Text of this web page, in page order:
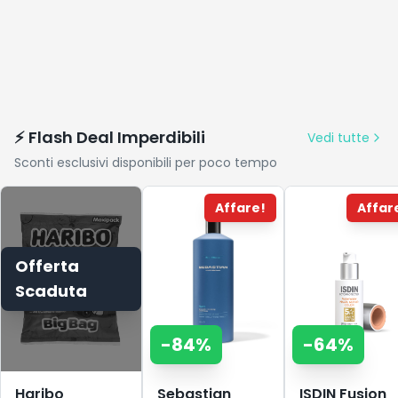
⚡ Flash Deal Imperdibili
Vedi tutte
Sconti esclusivi disponibili per poco tempo
Offerta
Scaduta
Haribo
Affare!
-84%
Sebastian
-64%
ISDIN Fusion